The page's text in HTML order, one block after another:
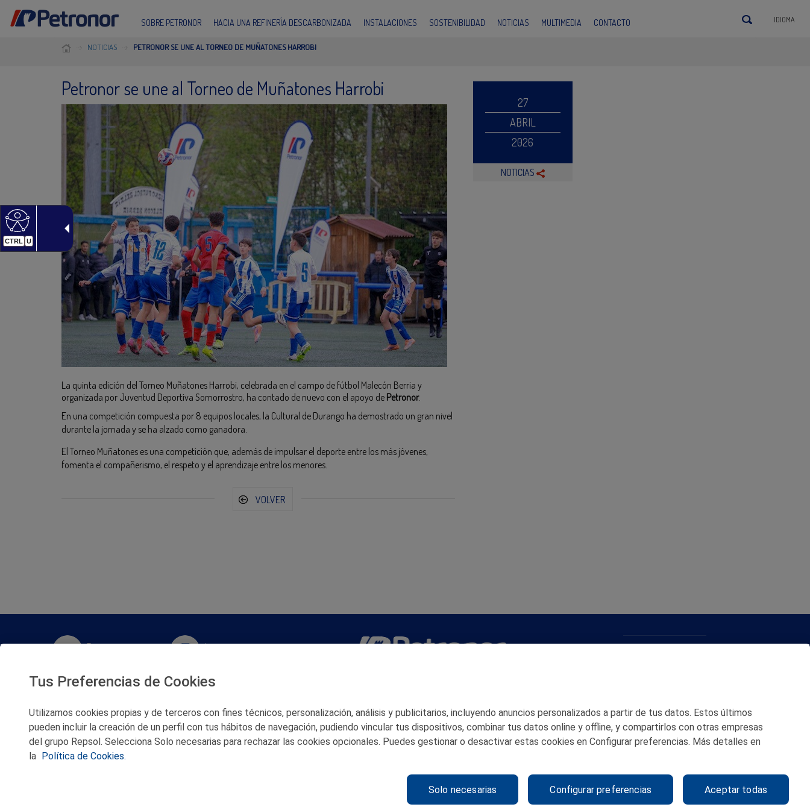
CTRL U
SOBRE PETRONOR HACIA UNA REFINERÍA DESCARBONIZADA INSTALACIONES SOSTENIBILIDAD NOTICIAS MULTIMEDIA CONTACTO IDIOMA
NOTICIAS PETRONOR SE UNE AL TORNEO DE MUÑATONES HARROBI
Petronor se une al Torneo de Muñatones Harrobi
La quinta edición del Torneo Muñatones Harrobi, celebrada en el campo de fútbol Malecón Berria y
organizada por Juventud Deportiva Somorrostro, ha contado de nuevo con el apoyo de Petronor.
En una competición compuesta por 8 equipos locales, la Cultural de Durango ha demostrado un gran nivel
durante la jornada y se ha alzado como ganadora.
El Torneo Muñatones es una competición que, además de impulsar el deporte entre los más jóvenes,
fomenta el compañerismo, el respeto y el aprendizaje entre los menores.
VOLVER
27
ABRIL
2026
NOTICIAS
Twitter
Facebook
Youtube
Flickr
Instagram
Slideshare
Soundcloud © 2026 Petronor S.A.
POLITICA DE COOKIES
Tus Preferencias de Cookies
Utilizamos cookies propias y de terceros con fines técnicos, personalización, análisis y publicitarios, incluyendo anuncios personalizados a partir de tus datos. Estos últimos
pueden incluir la creación de un perfil con tus hábitos de navegación, pudiendo vincular tus dispositivos, combinar tus datos online y offline, y compartirlos con otras empresas
del grupo Repsol. Selecciona Solo necesarias para rechazar las cookies opcionales. Puedes gestionar o desactivar estas cookies en Configurar preferencias. Más detalles en
la Política de Cookies.
Configurar preferencias
Solo necesarias Aceptar todas